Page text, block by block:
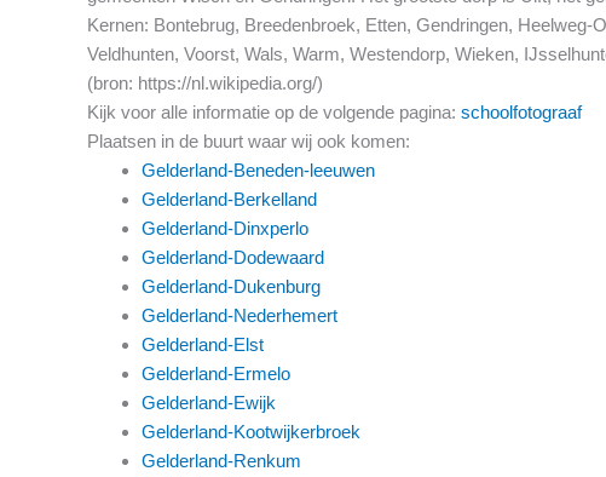
Kernen: Bontebrug, Breedenbroek, Etten, Gendringen,
Veldhunten, Voorst, Wals, Warm, Westendorp, Wieken,
(bron: https://nl.wikipedia.org/)
Kijk voor alle informatie op de volgende pagina: schoolfotograaf
Plaatsen in de buurt waar wij ook komen:
Gelderland-Beneden-leeuwen
Gelderland-Berkelland
Gelderland-Dinxperlo
Gelderland-Dodewaard
Gelderland-Dukenburg
Gelderland-Nederhemert
Gelderland-Elst
Gelderland-Ermelo
Gelderland-Ewijk
Gelderland-Kootwijkerbroek
Gelderland-Renkum